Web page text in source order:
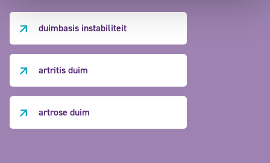
duimbasis instabiliteit
artritis duim
artrose duim